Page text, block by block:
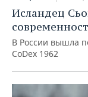
ХОККЕЙ С
Исландец
В России вышла
CoDex 1962